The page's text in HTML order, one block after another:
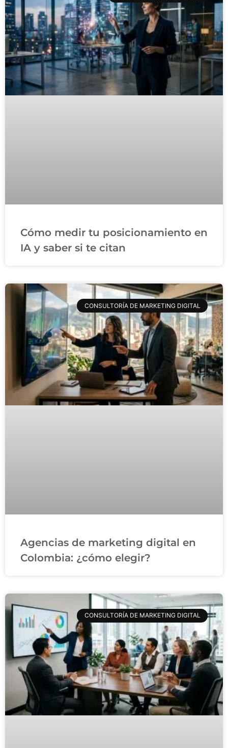
Cómo medir tu posicionamiento en
IA y saber si te citan
CONSULTORÍA DE MARKETING DIGITAL
Agencias de marketing digital en
Colombia: ¿cómo elegir?
CONSULTORÍA DE MARKETING DIGITAL